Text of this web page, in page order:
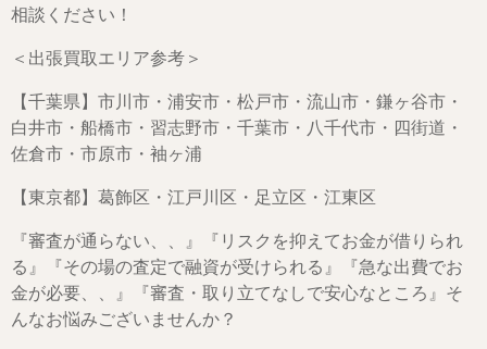
相談ください！
＜出張買取エリア参考＞
【千葉県】市川市・浦安市・松戸市・流山市・鎌ヶ谷市・
白井市・船橋市・習志野市・千葉市・八千代市・四街道・
佐倉市・市原市・袖ヶ浦
【東京都】葛飾区・江戸川区・足立区・江東区
『審査が通らない、、』『リスクを抑えてお金が借りられ
る』『その場の査定で融資が受けられる』『急な出費でお
金が必要、、』『審査・取り立てなしで安心なところ』そ
んなお悩みございませんか？